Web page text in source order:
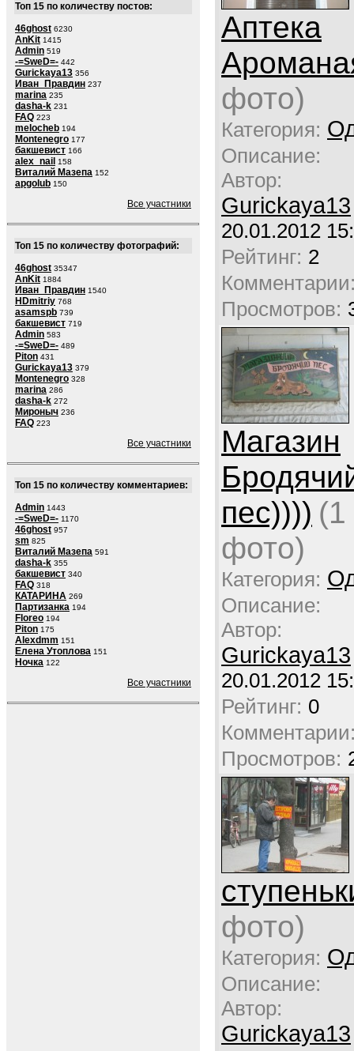
Топ 15 по количеству постов:
46ghost 6230
AnKit 1415
Admin 519
-=SweD=- 442
Gurickaya13 356
Иван_Правдин 237
marina 235
dasha-k 231
FAQ 223
melocheb 194
Montenegro 177
бакшевист 166
alex_nail 158
Виталий Мазепа 152
apgolub 150
Все участники
Топ 15 по количеству фотографий:
46ghost 35347
AnKit 1884
Иван_Правдин 1540
HDmitriy 768
asamspb 739
бакшевист 719
Admin 583
-=SweD=- 489
Piton 431
Gurickaya13 379
Montenegro 328
marina 286
dasha-k 272
Мироныч 236
FAQ 223
Все участники
Топ 15 по количеству комментариев:
Admin 1443
-=SweD=- 1170
46ghost 957
sm 825
Виталий Мазепа 591
dasha-k 355
бакшевист 340
FAQ 318
КАТАРИНА 269
Партизанка 194
Floreo 194
Piton 175
Alexdmm 151
Елена Утоплова 151
Ночка 122
Все участники
Аптека
фото)
Категория:
Описание:
Автор:
Gurickaya13
20.01.2012
Рейтинг: 2
Просмотров:
Магазин
пес)))) (1
фото)
Категория:
Описание:
Автор:
Gurickaya13
20.01.2012
Рейтинг: 0
Просмотров:
фото)
Категория:
Описание:
Автор:
Gurickaya13